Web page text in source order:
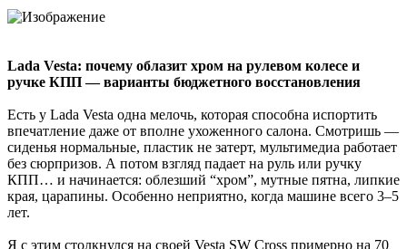
Lada Vesta: почему облазит хром на рулевом колесе и
ручке КПП — варианты бюджетного восстановления
Есть у Lada Vesta одна мелочь, которая способна испортить
впечатление даже от вполне ухоженного салона. Смотришь —
сиденья нормальные, пластик не затерт, мультимедиа работает
без сюрпризов. А потом взгляд падает на руль или ручку
КПП… и начинается: облезший “хром”, мутные пятна, липкие
края, царапины. Особенно неприятно, когда машине всего 3–5
лет.
Я с этим столкнулся на своей Vesta SW Cross примерно на 70